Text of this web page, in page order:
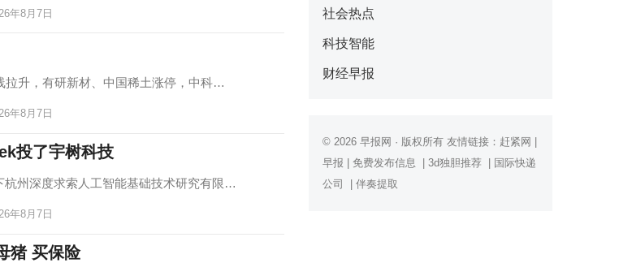
年8月7日
拉升，有研新材、中国稀土涨停，中科…
年8月7日
投了宇树科技
杭州深度求索人工智能基础技术研究有限…
年8月7日
猪 买保险
社会热点
科技智能
财经早报
© 2026 早报网 · 版权所有 友情链接： 赶紧网
早报
免费发布信息 3d独胆推荐
国际快递
公司
伴奏提取